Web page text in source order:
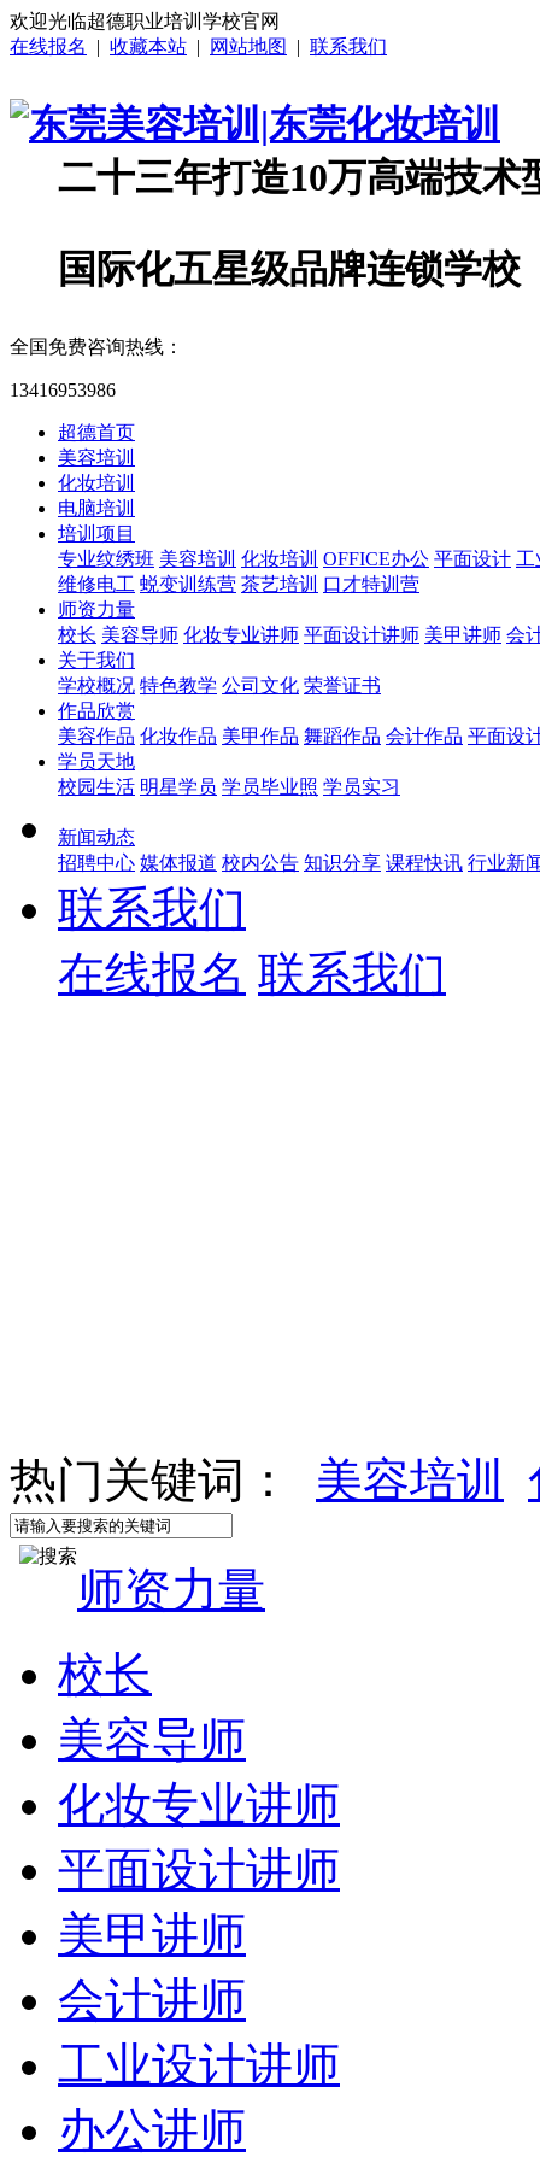
欢迎光临超德职业培训学校官网
在线报名
| 收藏本站 | 网站地图 | 联系我们
二十三年打造10万高端技术
国际化五星级品牌连锁学校
全国免费咨询热线：
13416953986
超德首页
美容培训
化妆培训
电脑培训
培训项目
专业纹绣班 美容培训 化妆培训 OFFICE办公 平面设计 工
维修电工 蜕变训练营 茶艺培训 口才特训营
师资力量
校长 美容导师 化妆专业讲师 平面设计讲师 美甲讲师 会
关于我们
学校概况 特色教学 公司文化 荣誉证书
作品欣赏
美容作品 化妆作品 美甲作品 舞蹈作品 会计作品 平面设
学员天地
校园生活 明星学员 学员毕业照 学员实习
新闻动态
招聘中心 媒体报道 校内公告 知识分享 课程快讯 行业新
联系我们
在线报名 联系我们
热门关键词： 美容培训
师资力量
校长
美容导师
化妆专业讲师
平面设计讲师
美甲讲师
会计讲师
工业设计讲师
办公讲师